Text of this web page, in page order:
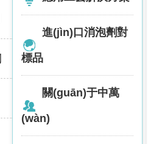
進(jìn)口消泡劑對
標品
關(guān)于中萬
(wàn)
建材消泡劑案例
工業(yè)清洗消泡劑案例
脫硫消泡劑案例
日化消泡劑案例